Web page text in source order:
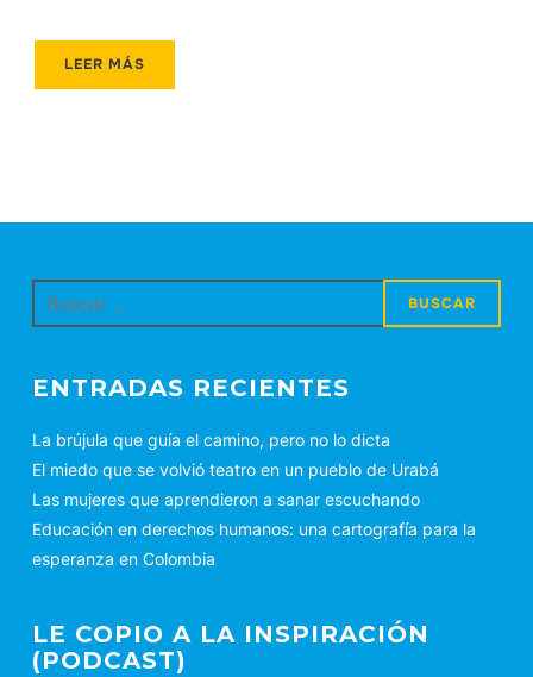
LEER MÁS
Buscar:
ENTRADAS RECIENTES
La brújula que guía el camino, pero no lo dicta
El miedo que se volvió teatro en un pueblo de Urabá
Las mujeres que aprendieron a sanar escuchando
Educación en derechos humanos: una cartografía para la
esperanza en Colombia
LE COPIO A LA INSPIRACIÓN
(PODCAST)